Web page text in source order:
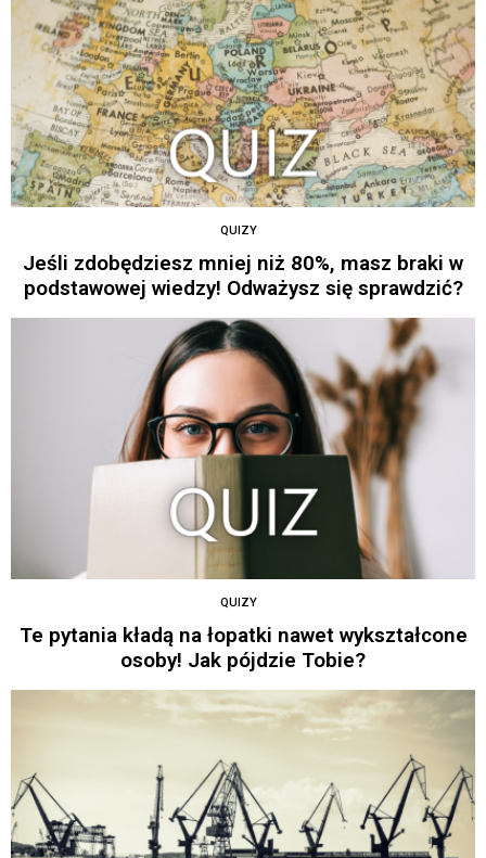
QUIZY
Jeśli zdobędziesz mniej niż 80%, masz braki w
podstawowej wiedzy! Odważysz się sprawdzić?
QUIZY
Te pytania kładą na łopatki nawet wykształcone
osoby! Jak pójdzie Tobie?